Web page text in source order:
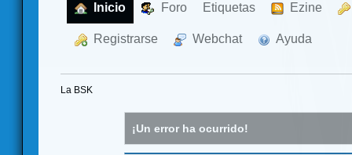
Inicio Foro Etiquetas Ezine
Registrarse Webchat Ayuda
La BSK
¡Un error ha ocurrido!